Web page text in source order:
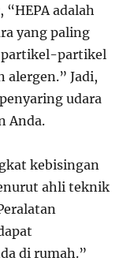
adalah
yang paling
partikel-partikel
alergen.” Jadi,
udara
Anda.
kebisingan
ahli teknik
di rumah.”